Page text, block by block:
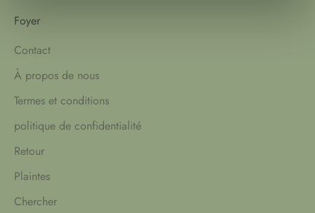
Foyer
Contact
À propos de nous
Termes et conditions
politique de confidentialité
Retour
Plaintes
Chercher